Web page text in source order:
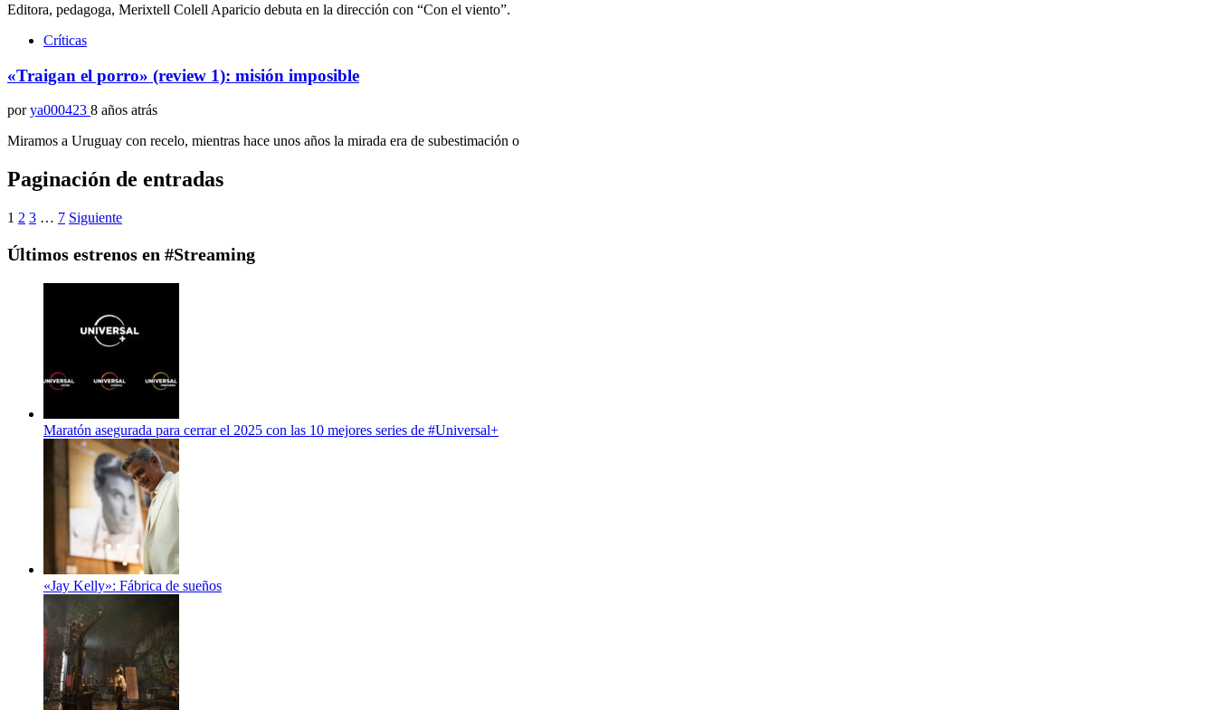
Editora, pedagoga, Merixtell Colell Aparicio debuta en la dirección con “Con el viento”.
Críticas
«Traigan el porro» (review 1): misión imposible
por ya000423 8 años atrás
Miramos a Uruguay con recelo, mientras hace unos años la mirada era de subestimación o
Paginación de entradas
1 2 3 … 7 Siguiente
Últimos estrenos en #Streaming
Maratón asegurada para cerrar el 2025 con las 10 mejores series de #Universal+
«Jay Kelly»: Fábrica de sueños